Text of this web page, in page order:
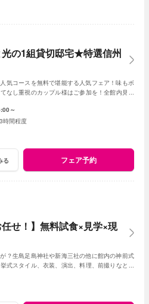
光の1組貸切邸宅★特選信州
気コースを無料で堪能する人気フェア！味もボ
なし重視のカップル様はご参加を！全館内見学
～
3時間程度
る フェア予約
任せ！】無料試食×見学×現
？生島足島神社や新海三社の他に館内の神前式
式スタイル、衣装、演出、料理、前撮りなどト